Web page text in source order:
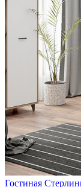
Гостиная